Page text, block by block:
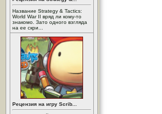
Название Strategy & Tactics:
World War II вряд ли кому-то
знакомо. Зато одного взгляда
на ее скри...
Рецензия на игру Scrib...